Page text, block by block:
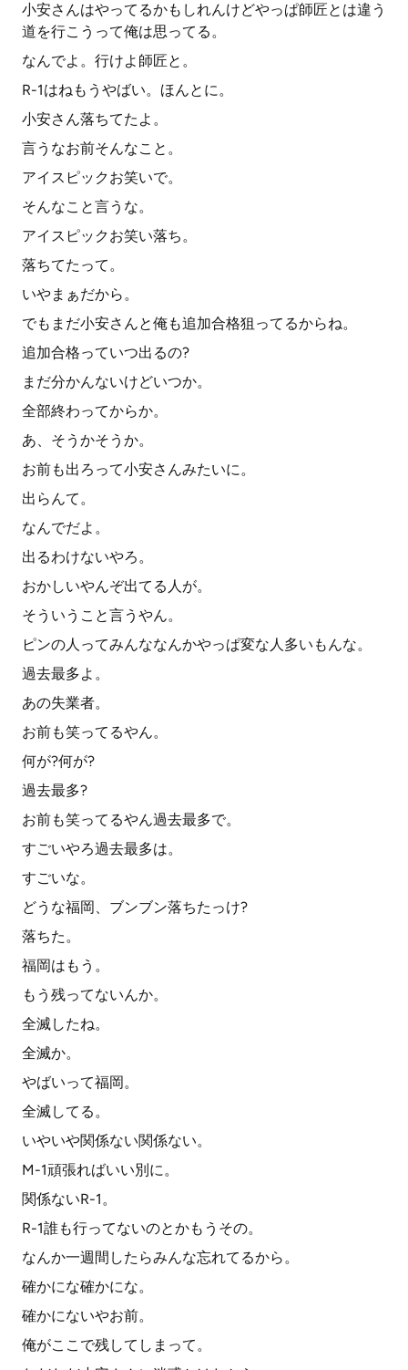
小安さんはやってるかもしれんけどやっぱ師匠とは違う
道を行こうって俺は思ってる。
なんでよ。行けよ師匠と。
R-1はねもうやばい。ほんとに。
小安さん落ちてたよ。
言うなお前そんなこと。
アイスピックお笑いで。
そんなこと言うな。
アイスピックお笑い落ち。
落ちてたって。
いやまぁだから。
でもまだ小安さんと俺も追加合格狙ってるからね。
追加合格っていつ出るの?
まだ分かんないけどいつか。
全部終わってからか。
あ、そうかそうか。
お前も出ろって小安さんみたいに。
出らんて。
なんでだよ。
出るわけないやろ。
おかしいやんぞ出てる人が。
そういうこと言うやん。
ピンの人ってみんななんかやっぱ変な人多いもんな。
過去最多よ。
あの失業者。
お前も笑ってるやん。
何が?何が?
過去最多?
お前も笑ってるやん過去最多で。
すごいやろ過去最多は。
すごいな。
どうな福岡、ブンブン落ちたっけ?
落ちた。
福岡はもう。
もう残ってないんか。
全滅したね。
全滅か。
やばいって福岡。
全滅してる。
いやいや関係ない関係ない。
M-1頑張ればいい別に。
関係ないR-1。
R-1誰も行ってないのとかもうその。
なんか一週間したらみんな忘れてるから。
確かにな確かにな。
確かにないやお前。
俺がここで残してしまって。